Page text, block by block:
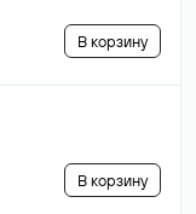
В корзину
В корзину